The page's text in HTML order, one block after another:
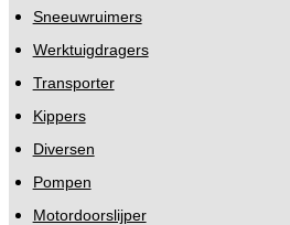
Sneeuwruimers
Werktuigdragers
Transporter
Kippers
Diversen
Pompen
Motordoorslijper